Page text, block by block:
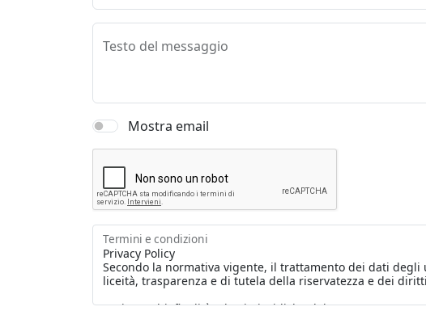
Testo del messaggio
Mostra email
Termini e condizioni